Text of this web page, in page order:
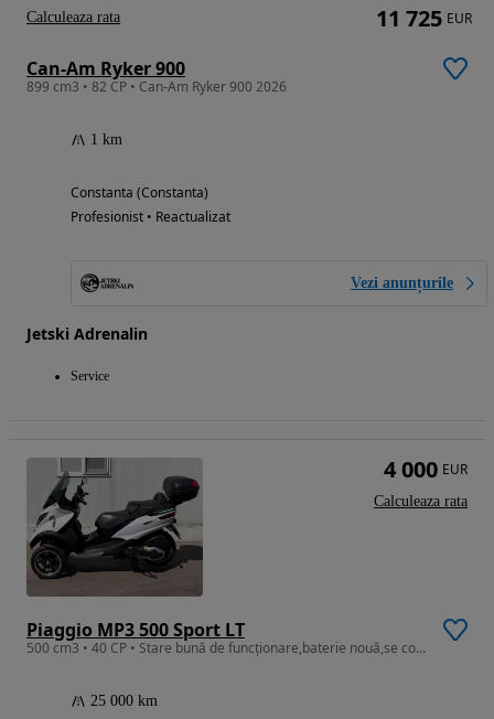
Can-Am Ryker 900
899 cm3 • 82 CP • Can-Am Ryker 900 2026
1 km
Constanta (Constanta)
Profesionist • Reactualizat
Vezi anunțurile
Jetski Adrenalin
Service
11 725 EUR
Calculeaza rata
Piaggio MP3 500 Sport LT
500 cm3 • 40 CP • Stare bună de funcționare,baterie nouă,se conduce cu categoria B
25 000 km
4 000 EUR
Calculeaza rata